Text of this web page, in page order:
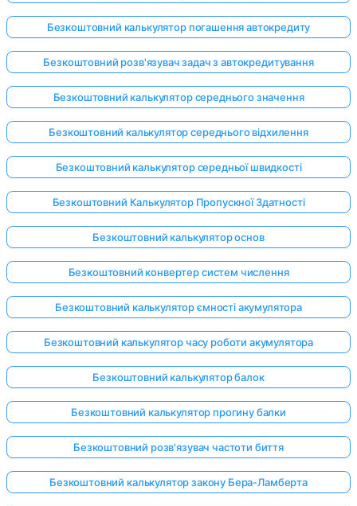
Безкоштовний калькулятор погашення автокредиту
Безкоштовний розв'язувач задач з автокредитування
Безкоштовний калькулятор середнього значення
Безкоштовний калькулятор середнього відхилення
Безкоштовний калькулятор середньої швидкості
Безкоштовний Калькулятор Пропускної Здатності
Безкоштовний калькулятор основ
Безкоштовний конвертер систем числення
Безкоштовний калькулятор ємності акумулятора
Безкоштовний калькулятор часу роботи акумулятора
Безкоштовний калькулятор балок
Безкоштовний калькулятор прогину балки
Безкоштовний розв'язувач частоти биття
Безкоштовний калькулятор закону Бера-Ламберта